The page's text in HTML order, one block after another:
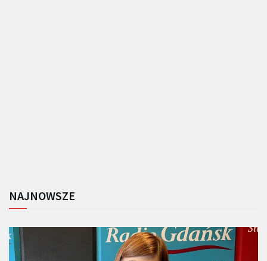
NAJNOWSZE